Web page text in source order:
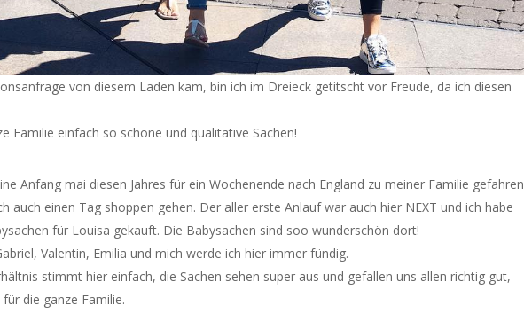
von diesem Laden kam, bin ich im Dreieck getitscht vor Freude, da ich diesen
Familie einfach so schöne und qualitative Sachen!
Anfang mai diesen Jahres für ein Wochenende nach England zu meiner Familie gefahren
auch einen Tag shoppen gehen. Der aller erste Anlauf war auch hier NEXT und ich habe
für Louisa gekauft. Die Babysachen sind soo wunderschön dort!
Valentin, Emilia und mich werde ich hier immer fündig.
stimmt hier einfach, die Sachen sehen super aus und gefallen uns allen richtig gut,
die ganze Familie.